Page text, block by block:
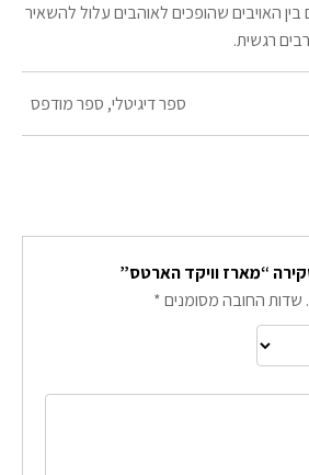
האויבים שהופכים לאוהבים עלול להשאיר
רגשית.
ספר דיגיטלי, ספר מודפס
“מארז וויקד הארטס”
שדות החובה מסומנים*